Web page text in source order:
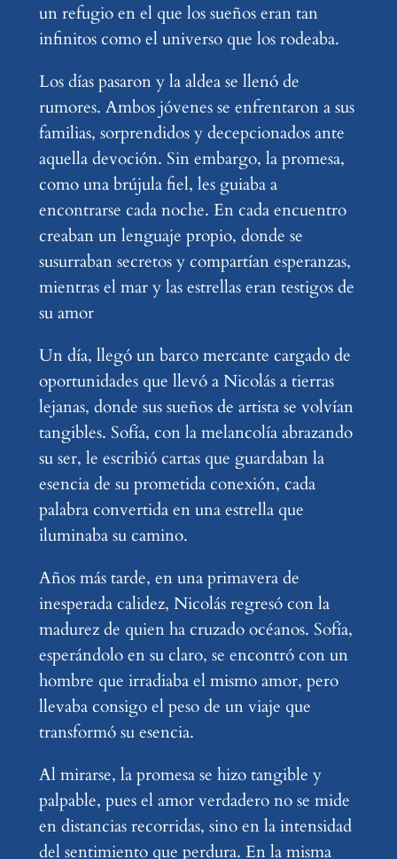
un refugio en el que los sueños eran tan
infinitos como el universo que los rodeaba.
Los días pasaron y la aldea se llenó de
rumores. Ambos jóvenes se enfrentaron a sus
familias, sorprendidos y decepcionados ante
aquella devoción. Sin embargo, la promesa,
como una brújula fiel, les guiaba a
encontrarse cada noche. En cada encuentro
creaban un lenguaje propio, donde se
susurraban secretos y compartían esperanzas,
mientras el mar y las estrellas eran testigos de
su amor
Un día, llegó un barco mercante cargado de
oportunidades que llevó a Nicolás a tierras
lejanas, donde sus sueños de artista se volvían
tangibles. Sofía, con la melancolía abrazando
su ser, le escribió cartas que guardaban la
esencia de su prometida conexión, cada
palabra convertida en una estrella que
iluminaba su camino.
Años más tarde, en una primavera de
inesperada calidez, Nicolás regresó con la
madurez de quien ha cruzado océanos. Sofía,
esperándolo en su claro, se encontró con un
hombre que irradiaba el mismo amor, pero
llevaba consigo el peso de un viaje que
transformó su esencia.
Al mirarse, la promesa se hizo tangible y
palpable, pues el amor verdadero no se mide
en distancias recorridas, sino en la intensidad
del sentimiento que perdura. En la misma